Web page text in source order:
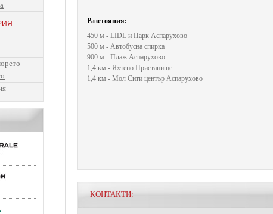
Разстояния:
450 м - LIDL и Парк Аспарухово
500 м - Автобусна спирка
900 м - Плаж Аспарухово
1,4 км - Яхтено Пристанище
1,4 км - Мол Сити център Аспарухово
КОНТАКТИ: